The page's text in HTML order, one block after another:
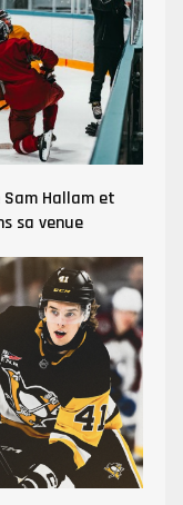
Hallam et
sa venue